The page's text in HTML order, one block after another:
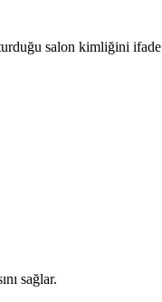
salon kimliğini ifade
sağlar.